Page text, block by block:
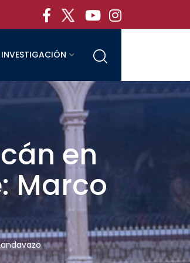
INVESTIGACIÓN
en
Marco